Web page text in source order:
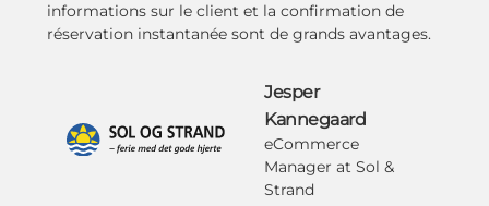
informations sur le client et la confirmation de
réservation instantanée sont de grands avantages.
Jesper
Kannegaard
eCommerce
Manager at Sol &
Strand